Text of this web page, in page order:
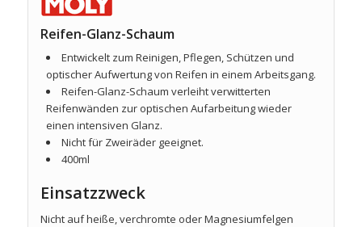
Reifen-Glanz-Schaum
Entwickelt zum Reinigen, Pflegen, Schützen und
optischer Aufwertung von Reifen in einem Arbeitsgang.
Reifen-Glanz-Schaum verleiht verwitterten
Reifenwänden zur optischen Aufarbeitung wieder
einen intensiven Glanz.
Nicht für Zweiräder geeignet.
400ml
Einsatzzweck
Nicht auf heiße, verchromte oder Magnesiumfelgen